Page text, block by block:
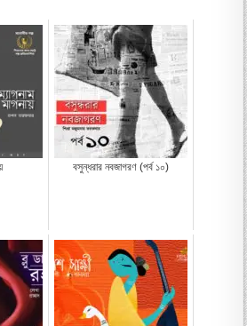
বসুন্ধরার নবজাগরণ (পর্ব ১০)